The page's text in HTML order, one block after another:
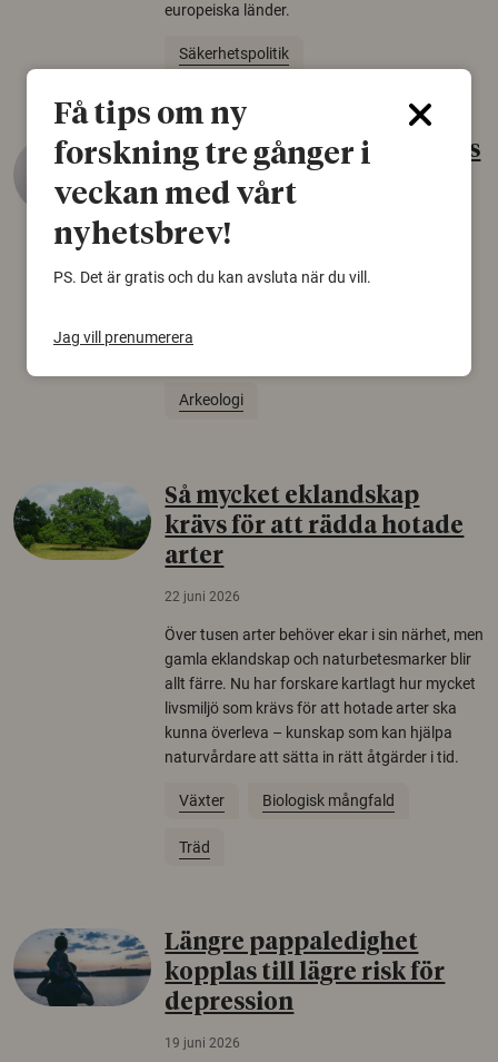
europeiska länder.
Säkerhetspolitik
Gammalt skinn var Sveriges
äldsta sko
22 juni 2026
björnfäll visar sig vara delar av en 2000 år
skomode och beskrivs som mycket ovanligt i
Arkeologi
Så mycket eklandskap
krävs för att rädda hotade
arter
22 juni 2026
Över tusen arter behöver ekar i sin närhet, men
gamla eklandskap och naturbetesmarker blir
allt färre. Nu har forskare kartlagt hur mycket
livsmiljö som krävs för att hotade arter ska
kunna överleva – kunskap som kan hjälpa
naturvårdare att sätta in rätt åtgärder i tid.
Växter Biologisk mångfald
Träd
Längre pappaledighet
kopplas till lägre risk för
depression
19 juni 2026
Få tips om ny
forskning tre gånger i
veckan med vårt
nyhetsbrev!
PS. Det är gratis och du kan avsluta när du vill.
Jag vill prenumerera